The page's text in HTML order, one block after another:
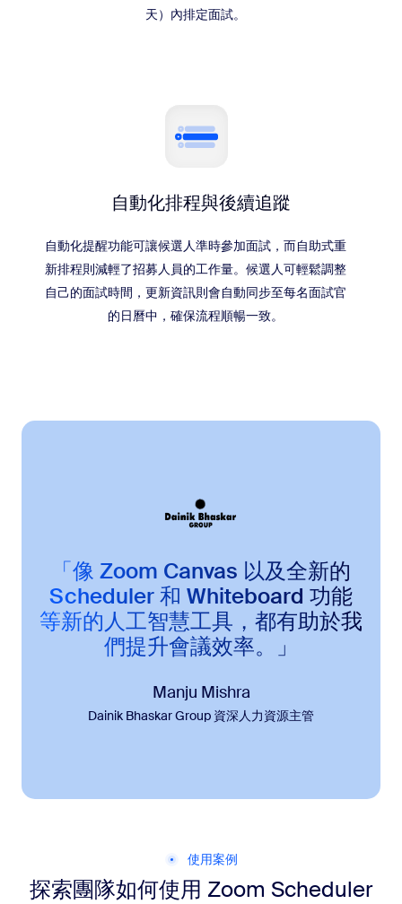
天）內排定面試。
自動化排程與後續追蹤
自動化提醒功能可讓候選人準時參加面試，而自助式重
新排程則減輕了招募人員的工作量。候選人可輕鬆調整
自己的面試時間，更新資訊則會自動同步至每名面試官
的日曆中，確保流程順暢一致。
「像 Zoom Canvas 以及全新的
Scheduler 和 Whiteboard 功能
等新的人工智慧工具，都有助於我
們提升會議效率。」
Manju Mishra
Dainik Bhaskar Group 資深人力資源主管
使用案例
探索團隊如何使用 Zoom Scheduler